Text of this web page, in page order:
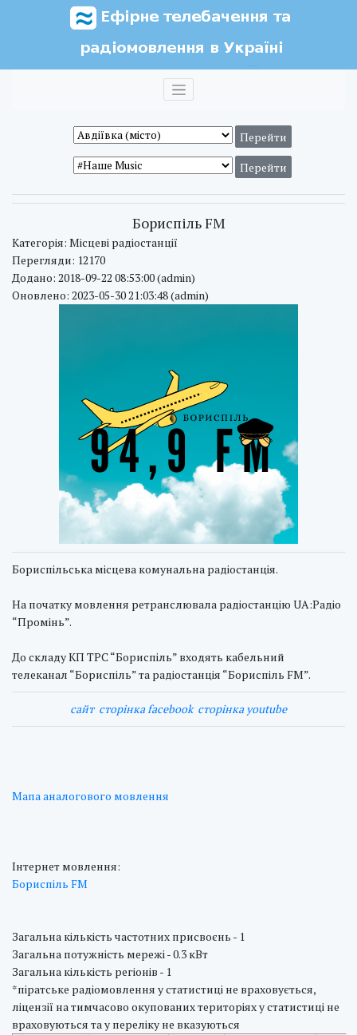
Бориспіль FM
Категорія: Місцеві радіостанції
Перегляди: 12170
Додано: 2018-09-22 08:53:00 (admin)
Оновлено: 2023-05-30 21:03:48 (admin)
Бориспільська місцева комунальна радіостанція.
На початку мовлення ретранслювала радіостанцію UA:Радіо
“Промінь”.
До складу КП ТРС “Бориспіль” входять кабельний
телеканал “Бориспіль” та радіостанція “Бориспіль FM”.
cайт сторінка facebook сторінка youtube
Мапа аналогового мовлення
Інтернет мовлення:
Бориспіль FM
Загальна кількість частотних присвоєнь - 1
Загальна потужність мережі - 0.3 кВт
Загальна кількість регіонів - 1
*піратське радіомовлення у статистиці не враховується,
ліцензії на тимчасово окупованих територіях у статистиці не
враховуються та у переліку не вказуються